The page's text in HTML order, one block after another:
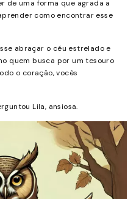
de uma forma que agrada a
como encontrar esse
abraçar o céu estrelado e
quem busca por um tesouro
o coração, vocês
Lila, ansiosa.